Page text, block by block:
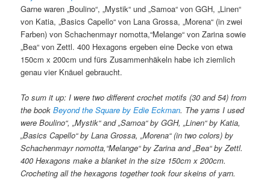
Garne waren „Boulino“, „Mystik“ und „Samoa“ von GGH, „Linen“
von Katia, „Basics Capello“ von Lana Grossa, „Morena“ (in zwei
Farben) von Schachenmayr nomotta,“Melange“ von Zarina sowie
„Bea“ von Zettl. 400 Hexagons ergeben eine Decke von etwa
150cm x 200cm und fürs Zusammenhäkeln habe ich ziemlich
genau vier Knäuel gebraucht.
To sum it up: I were two different crochet motifs (30 and 54) from
the bookBeyond the Square by Edie Eckman. The yarns I used
were Boulino“, „Mystik“ and „Samoa“ by GGH, „Linen“ by Katia,
„Basics Capello“ by Lana Grossa, „Morena“ (in two colors) by
Schachenmayr nomotta,“Melange“ by Zarina and „Bea“ by Zettl.
400 Hexagons make a blanket in the size 150cm x 200cm.
Crocheting all the hexagons together took four skeins of yarn.